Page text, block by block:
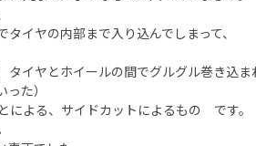
イヤの内部まで入り込んでしまって、
イヤとホイールの間でグルグル巻き込ま
た）
による、サイドカットによるもの です。